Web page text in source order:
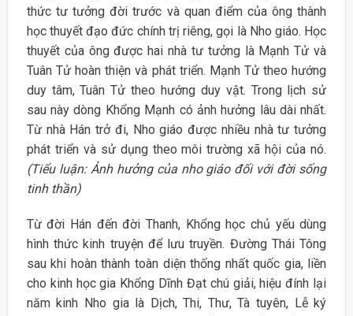
thức tư tưởng đời trước và quan điểm của ông thành
học thuyết đạo đức chính trị riêng, gọi là Nho giáo. Học
thuyết của ông được hai nhà tư tưởng là Mạnh Tử và
Tuân Tử hoàn thiện và phát triển. Mạnh Tử theo hướng
duy tâm, Tuân Tử theo hướng duy vật. Trong lịch sử
sau này dòng Khổng Mạnh có ảnh hưởng lâu dài nhất.
Từ nhà Hán trở đi, Nho giáo được nhiều nhà tư tưởng
phát triển và sử dụng theo môi trường xã hội của nó.
(Tiểu luận: Ảnh hưởng của nho giáo đối với đời sống
tinh thần)
Từ đời Hán đến đời Thanh, Khổng học chủ yếu dùng
hình thức kinh truyện để lưu truyền. Đường Thái Tông
sau khi hoàn thành toàn diện thống nhất quốc gia, liền
cho kinh học gia Khổng Dĩnh Đạt chú giải, hiệu đính lại
năm kinh Nho gia là Dịch, Thi, Thư, Tà tuyên, Lễ ký